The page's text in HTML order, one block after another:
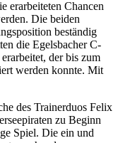
erarbeiteten Chancen
Die beiden
beständig
die Egelsbacher C-
der bis zum
werden konnte. Mit
des Trainerduos Felix
zu Beginn
Spiel. Die ein und